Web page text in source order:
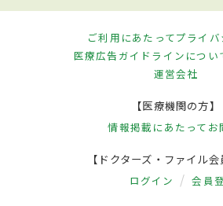
ご利用にあたってプライ
医療広告ガイドラインについ
運営会社
【医療機関の方】
情報掲載にあたって お
【ドクターズ・ファイル会
ログイン 会員